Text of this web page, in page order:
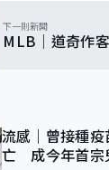
下一則新聞
MLB｜道奇作
流感｜曾接種
亡 成今年首宗